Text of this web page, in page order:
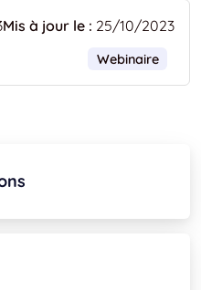
Mis à jour le : 25/10/2023
Webinaire